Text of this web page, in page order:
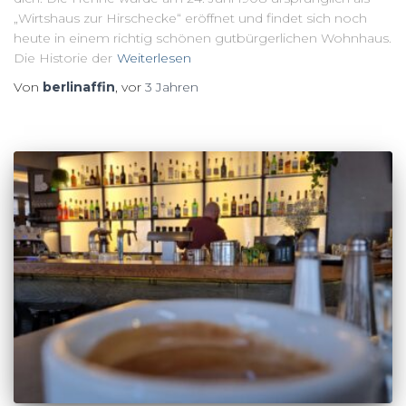
„Wirtshaus zur Hirschecke“ eröffnet und findet sich noch
heute in einem richtig schönen gutbürgerlichen Wohnhaus.
Die Historie der Weiterlesen
Von berlinaffin , vor 3 Jahren